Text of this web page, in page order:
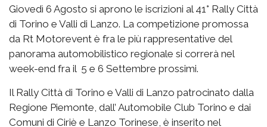
Giovedì 6 Agosto si aprono le iscrizioni al 41° Rally Città
di Torino e Valli di Lanzo. La competizione promossa
da Rt Motorevent è fra le più rappresentative del
panorama automobilistico regionale si correrà nel
week-end fra il 5 e 6 Settembre prossimi.
Il Rally Città di Torino e Valli di Lanzo patrocinato dalla
Regione Piemonte, dall’ Automobile Club Torino e dai
Comuni di Ciriè e Lanzo Torinese, è inserito nel